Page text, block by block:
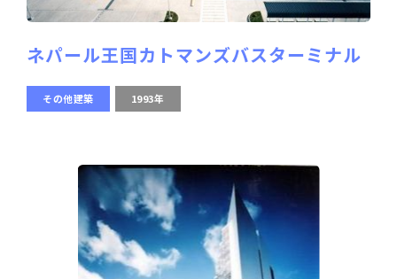
ネパール王国カトマンズバスターミナル
その他建築 1993年